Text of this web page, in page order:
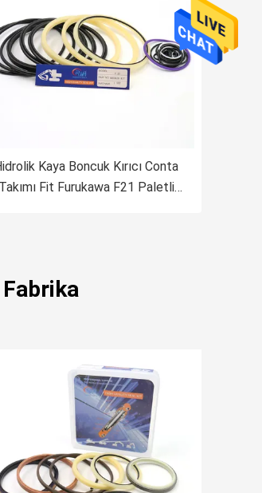
Kaya Boncuk Kırıcı Conta
Takımı Fit Furukawa F21 Paletli
Fabrika